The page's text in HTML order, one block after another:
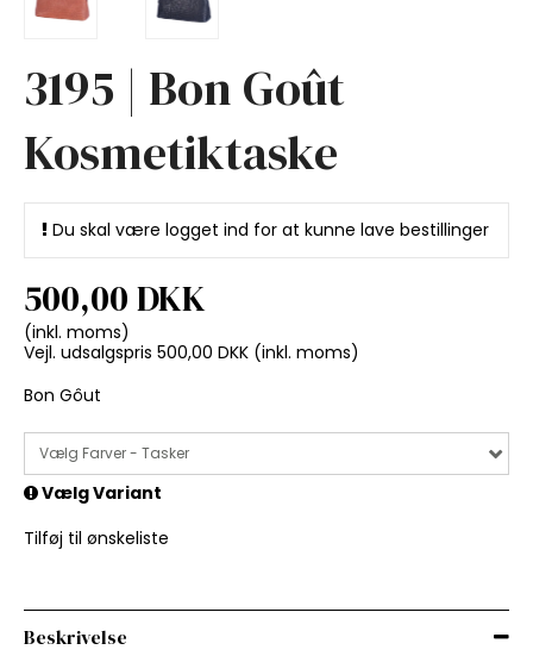
3195 | Bon Goût
Kosmetiktaske
Du skal være logget ind for at kunne lave bestillinger
500,00 DKK
(inkl. moms)
Vejl. udsalgspris 500,00 DKK (inkl. moms)
Bon Gôut
Vælg Farver - Tasker
Vælg Variant
Tilføj til ønskeliste
Beskrivelse